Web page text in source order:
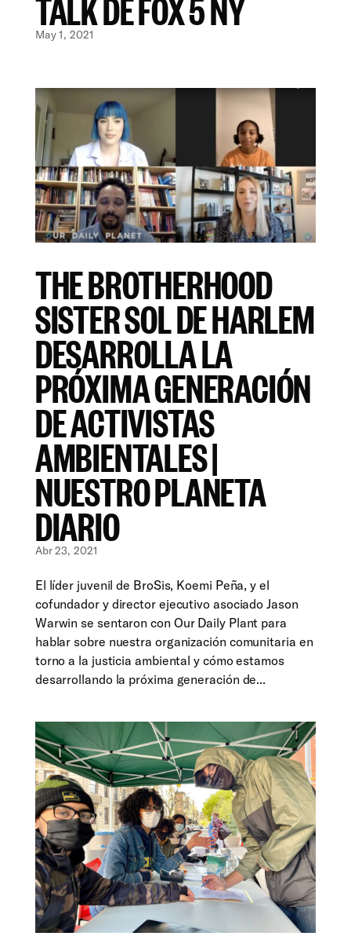
May 1, 2021
THE BROTHERHOOD
SISTER SOL DE HARLEM
DESARROLLA LA
PRÓXIMA GENERACIÓN
DE ACTIVISTAS
AMBIENTALES |
NUESTRO PLANETA
DIARIO
Abr 23, 2021
El líder juvenil de BroSis, Koemi Peña, y el
cofundador y director ejecutivo asociado Jason
Warwin se sentaron con Our Daily Plant para
hablar sobre nuestra organización comunitaria en
torno a la justicia ambiental y cómo estamos
desarrollando la próxima generación de...